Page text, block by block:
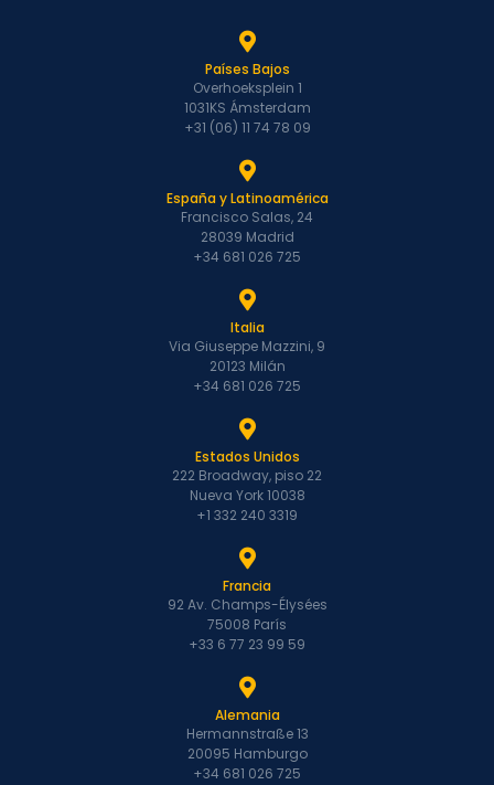
Países Bajos
Overhoeksplein 1
1031KS Ámsterdam
+31 (06) 11 74 78 09
España y Latinoamérica
Francisco Salas, 24
28039 Madrid
+34 681 026 725
Italia
Via Giuseppe Mazzini, 9
20123 Milán
+34 681 026 725
Estados Unidos
222 Broadway, piso 22
Nueva York 10038
+1 332 240 3319
Francia
92 Av. Champs-Élysées
75008 París
+33 6 77 23 99 59
Alemania
Hermannstraße 13
20095 Hamburgo
+34 681 026 725